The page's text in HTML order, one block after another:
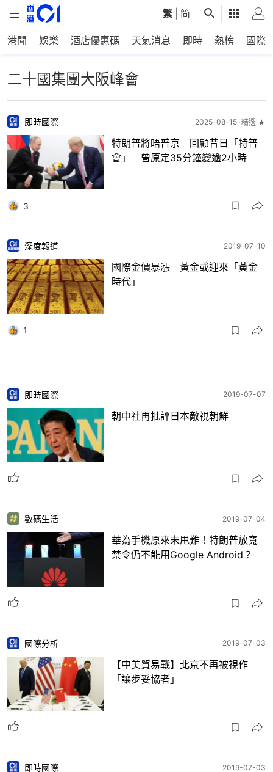
繁 简
港聞 娛樂 酒店優惠碼 天氣消息 即時 熱榜 國際
二十國集團大阪峰會
即時國際 2025-08-15 精選 ★
特朗普將晤普京 回顧昔日「特普
會」 曾原定35分鐘變逾2小時
3
深度報道 2019-07-10
國際金價暴漲 黃金或迎來「黃金
時代」
1
即時國際 2019-07-07
朝中社再批評日本敵視朝鮮
數碼生活 2019-07-04
華為手機原來未甩難！特朗普放寬
禁令仍不能用Google Android？
國際分析 2019-07-03
【中美貿易戰】北京不再被視作
「讓步妥協者」
即時國際 2019-07-03